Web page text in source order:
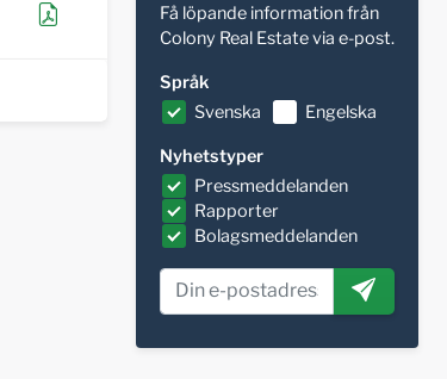
Få löpande information från
Colony Real Estate via e-post.
Språk
Svenska
Engelska
Nyhetstyper
Pressmeddelanden
Rapporter
Bolagsmeddelanden